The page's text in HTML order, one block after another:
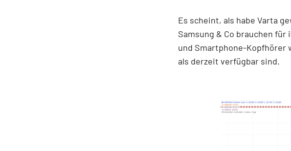
Es scheint, als habe Varta
Samsung & Co brauchen
und Smartphone-Kopfhörer
als derzeit verfügbar sind.